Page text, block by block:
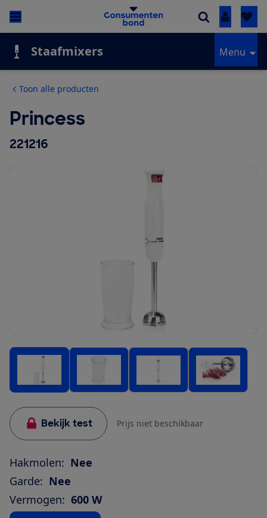
Inloggen
Staafmixers Menu
Toon alle producten
Princess
221216
Bekijk test Prijs niet beschikbaar
Hakmolen: Nee
Garde: Nee
Vermogen: 600 W